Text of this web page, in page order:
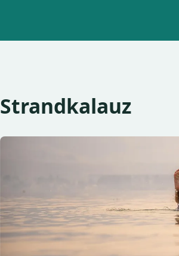
Strandkalauz